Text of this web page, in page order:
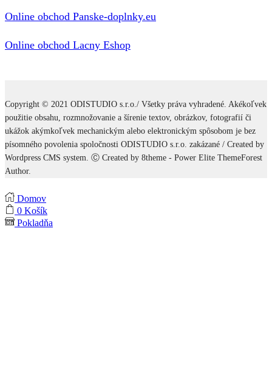
Online obchod Panske-doplnky.eu
Online obchod Lacny Eshop
Copyright © 2021 ODISTUDIO s.r.o./ Všetky práva vyhradené. Akékoľvek
použitie obsahu, rozmnožovanie a šírenie textov, obrázkov, fotografií či
ukážok akýmkoľvek mechanickým alebo elektronickým spôsobom je bez
písomného povolenia spoločnosti ODISTUDIO s.r.o. zakázané / Created by
Wordpress CMS system. Ⓒ Created by 8theme - Power Elite ThemeForest
Author.
Domov
0 Košík
Pokladňa